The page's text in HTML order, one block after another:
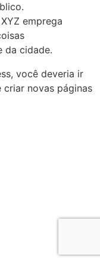
emprega
da cidade.
você deveria ir
criar novas páginas